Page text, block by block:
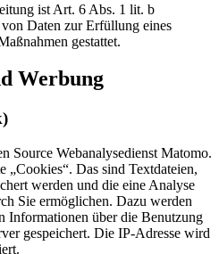
ist Art. 6 Abs. 1 lit. b
Daten zur Erfüllung eines
gestattet.
Werbung
Source Webanalysedienst Matomo.
„Cookies“. Das sind Textdateien,
werden und die eine Analyse
Sie ermöglichen. Dazu werden
Informationen über die Benutzung
gespeichert. Die IP-Adresse wird